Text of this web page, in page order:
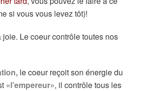
si vous vous levez tôt)!
joie. Le coeur contrôle toutes nos
le coeur reçoit son énergie du
«l’empereur», il contrôle tous les